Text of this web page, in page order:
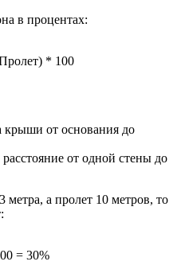
в процентах:
* 100
от основания до
от одной стены до
а пролет 10 метров, то
= 30%